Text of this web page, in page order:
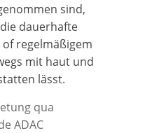
sind,
dauerhafte
regelmäßigem
mit haut und
lässt.
qua
ADAC